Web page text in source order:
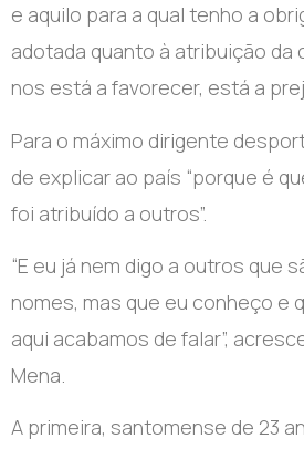
e aquilo para a qual tenho a
adotada quanto à atribuição
nos está a favorecer, está a
Para o máximo dirigente
de explicar ao país “porque é
foi atribuído a outros”.
“E eu já nem digo a outros
nomes, mas que eu conheço e
aqui acabamos de falar”,
Mena.
A primeira, santomense de 23